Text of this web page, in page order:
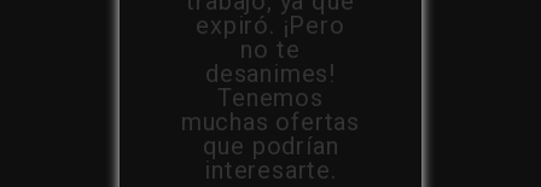
expiró. ¡Pero
no te
desanimes!
Tenemos
muchas ofertas
que podrían
interesarte.